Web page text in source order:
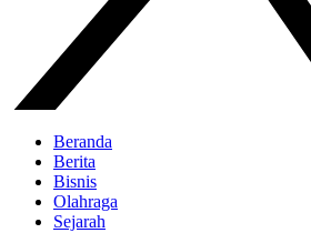
Beranda
Berita
Bisnis
Olahraga
Sejarah